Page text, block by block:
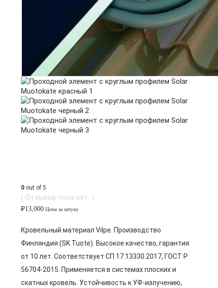
0 out of 5
( Отзывов пока нет. )
₽13,000 Цена за штуку
Кровельный материал Vilpe. Производство
Финляндия (SK Tuote). Высокое качество, гарантия
от 10 лет. Соответствует СП 17.13330.2017, ГОСТ Р
56704-2015. Применяется в системах плоских и
скатных кровель. Устойчивость к УФ-излучению,